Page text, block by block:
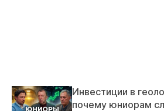
Инвестиции в
почему юниорам